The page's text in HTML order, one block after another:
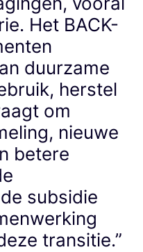
Het BACK-
duurzame
herstel
om
nieuwe
betere
subsidie
transitie.”